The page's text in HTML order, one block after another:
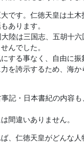
です。仁徳天皇は土
あります。
陸は三国志、五胡十
んでした。
する事なく、自由に振
を誇示するため、海
記・日本書紀の内容
間違いありません。
、仁徳天皇がどんな人